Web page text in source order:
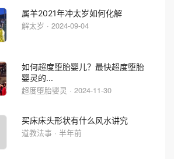
属羊2021年冲太岁如何化解
解太岁 · 2024-09-04
如何超度堕胎婴儿？最快超度堕胎
婴灵的...
超度堕胎婴灵 · 2024-11-30
买床床头形状有什么风水讲究
道教法事 · 半年前